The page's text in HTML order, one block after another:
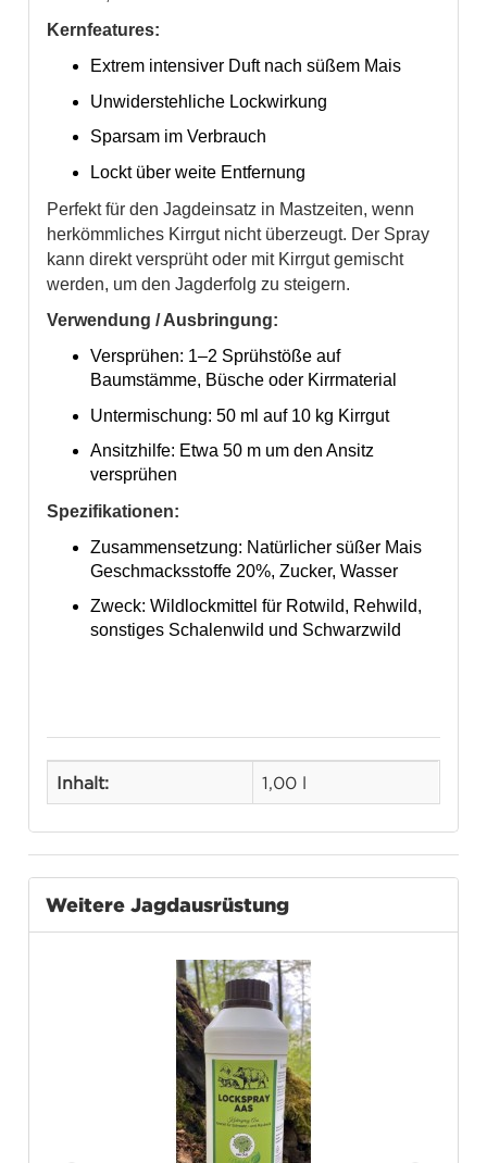
Kernfeatures:
Extrem intensiver Duft nach süßem Mais
Unwiderstehliche Lockwirkung
Sparsam im Verbrauch
Lockt über weite Entfernung
Perfekt für den Jagdeinsatz in Mastzeiten, wenn
herkömmliches Kirrgut nicht überzeugt. Der Spray
kann direkt versprüht oder mit Kirrgut gemischt
werden, um den Jagderfolg zu steigern.
Verwendung / Ausbringung:
Versprühen: 1–2 Sprühstöße auf
Baumstämme, Büsche oder Kirrmaterial
Untermischung: 50 ml auf 10 kg Kirrgut
Ansitzhilfe: Etwa 50 m um den Ansitz
versprühen
Spezifikationen:
Zusammensetzung: Natürlicher süßer Mais
Geschmacksstoffe 20%, Zucker, Wasser
Zweck: Wildlockmittel für Rotwild, Rehwild,
sonstiges Schalenwild und Schwarzwild
Inhalt: 1,00 l
Weitere Jagdausrüstung